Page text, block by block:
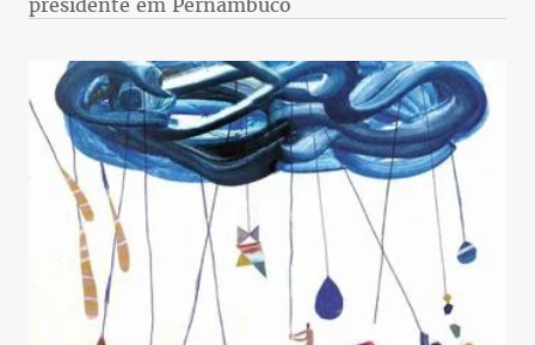
presidente em Pernambuco